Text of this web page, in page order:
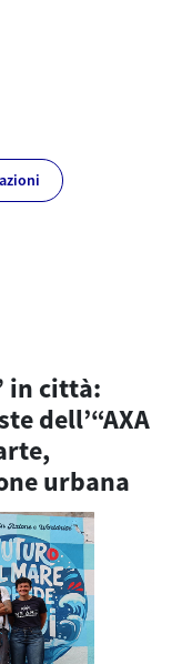
in città:
dell’“AXA
urbana